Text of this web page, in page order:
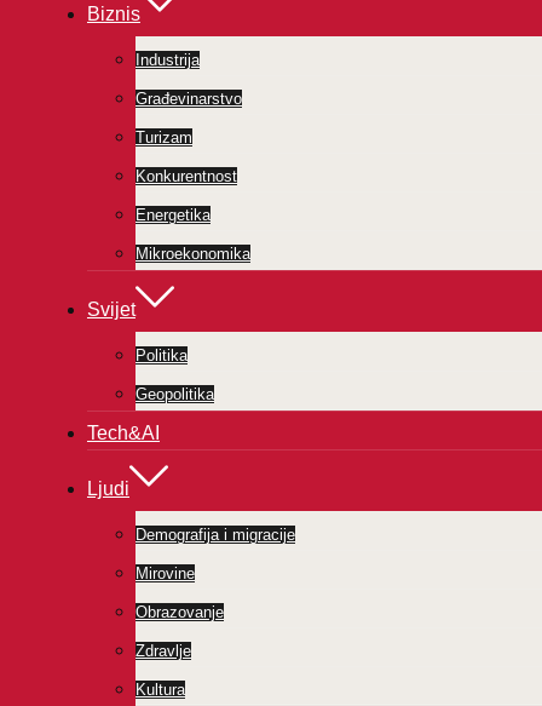
Biznis
Industrija
Građevinarstvo
Turizam
Konkurentnost
Energetika
Mikroekonomika
Svijet
Politika
Geopolitika
Tech&AI
Ljudi
Demografija i migracije
Mirovine
Obrazovanje
Zdravlje
Kultura